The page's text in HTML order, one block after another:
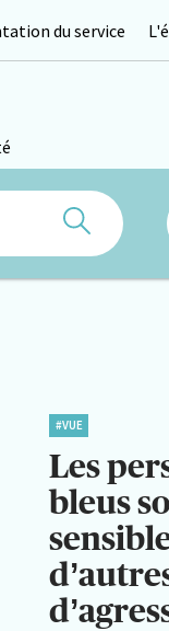
du service
#VUE
Les
bleus